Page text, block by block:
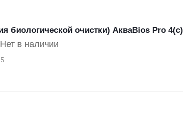
биологической очистки) АкваBios Pro 4(с)
Нет в наличии